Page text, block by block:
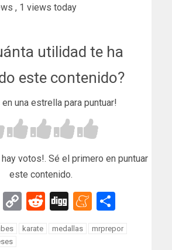
, 1 views today
utilidad te ha
este contenido?
en una estrella para puntuar!
hay votos!. Sé el primero en puntuar
este contenido.
WhatsApp
Copy
Link
Reddit
Digg
karate medallas
mrprepor